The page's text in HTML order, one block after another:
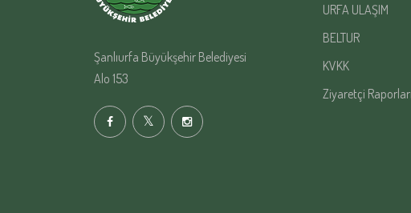
Şanlıurfa Büyükşehir Belediyesi
Alo 153
URFA ULAŞIM
BELTUR
KVKK
Ziyaretçi Raporları